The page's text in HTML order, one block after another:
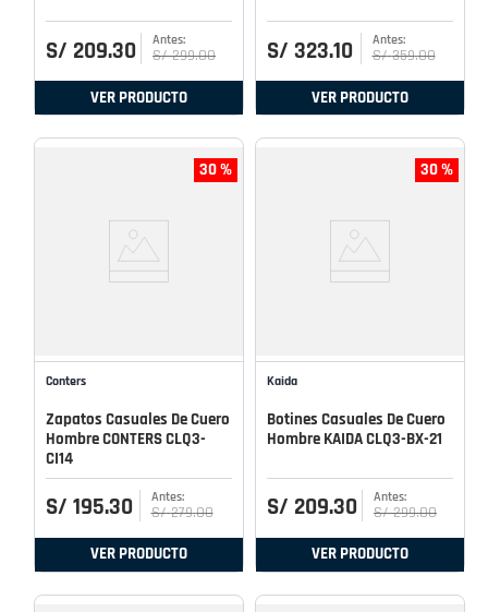
S/ 209.30 S/ 299.00
VER PRODUCTO
S/ 323.10 S/ 359.00
VER PRODUCTO
30 %
Conters
Zapatos Casuales De Cuero
Hombre CONTERS CLQ3-
CI14
S/ 195.30 S/ 279.00
VER PRODUCTO
30 %
Kaida
Botines Casuales De Cuero
Hombre KAIDA CLQ3-BX-21
S/ 209.30 S/ 299.00
VER PRODUCTO